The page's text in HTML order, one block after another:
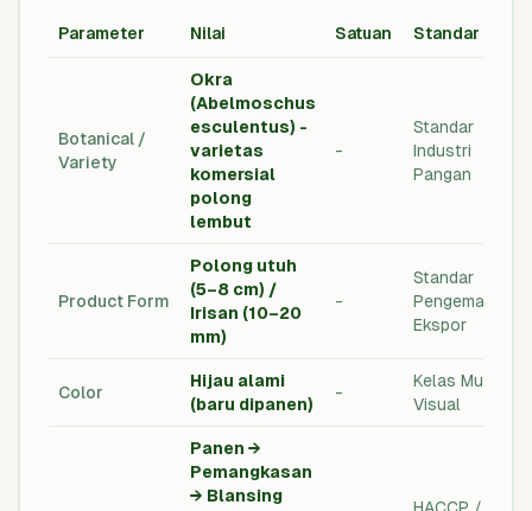
Parameter Nilai Satuan Standar
Botanical /
Variety
Okra
(Abelmoschus
esculentus) -
varietas
komersial
polong
lembut
-
Standar
Industri
Pangan
Product Form
Polong utuh
(5–8 cm) /
Irisan (10–20
mm)
-
Standar
Pengemasan
Ekspor
Color
Hijau alami
(baru dipanen)
-
Kelas Mutu
Visual
Panen →
Pemangkasan
→ Blansing